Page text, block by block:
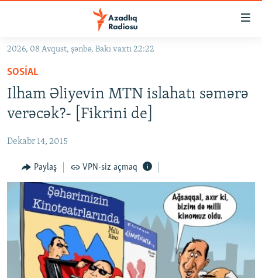
Əsas
qayıt
Əsas
naviqasiyaya
qayıt
Axtarışa
GÜNDƏM
#İZAHLA
KORRUPSIOMETR
FƏRQƏ BAX
QANUNI DOĞRU
ARAŞDIRMA
MULTIMEDIA
VIDEO
FOTOQALEREYA
İNFOQRAFIKA
RADIO ARXIV
OXU ZALI
AZƏRBAYCAN ƏDƏBIYYATI KITABXANASI
HAQQIMIZDA
MISSIYAMIZ
2026, 08 Avqust, şənbə, Bakı vaxtı 22:22
SOSIAL
Ilham Əliyevin MTN islahatı səmərə
verəcək?- [Fikrini de]
Dekabr 14, 2015
Paylaş VPN-siz açmaq